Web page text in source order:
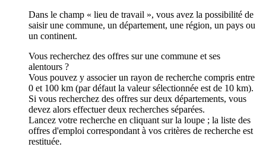
Dans le champ « lieu de travail », vous avez la possibilité de
saisir une commune, un département, une région, un pays ou
un continent.
Vous recherchez des offres sur une commune et ses
alentours ?
Vous pouvez y associer un rayon de recherche compris entre
0 et 100 km (par défaut la valeur sélectionnée est de 10 km).
Si vous recherchez des offres sur deux départements, vous
devez alors effectuer deux recherches séparées.
Lancez votre recherche en cliquant sur la loupe ; la liste des
offres d'emploi correspondant à vos critères de recherche est
restituée.